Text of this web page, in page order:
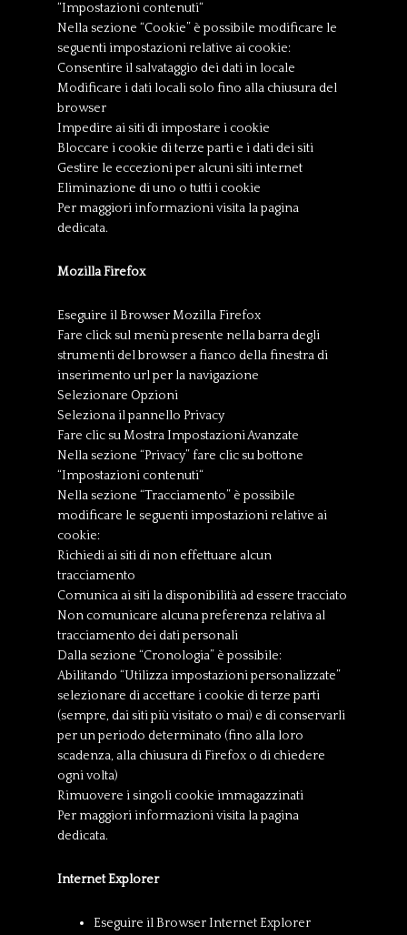
“Impostazioni contenuti“
Nella sezione “Cookie” è possibile modificare le
seguenti impostazioni relative ai cookie:
Consentire il salvataggio dei dati in locale
Modificare i dati locali solo fino alla chiusura del
browser
Impedire ai siti di impostare i cookie
Bloccare i cookie di terze parti e i dati dei siti
Gestire le eccezioni per alcuni siti internet
Eliminazione di uno o tutti i cookie
Per maggiori informazioni visita la pagina
dedicata.
Mozilla Firefox
Eseguire il Browser Mozilla Firefox
Fare click sul menù presente nella barra degli
strumenti del browser a fianco della finestra di
inserimento url per la navigazione
Selezionare Opzioni
Seleziona il pannello Privacy
Fare clic su Mostra Impostazioni Avanzate
Nella sezione “Privacy” fare clic su bottone
“Impostazioni contenuti“
Nella sezione “Tracciamento” è possibile
modificare le seguenti impostazioni relative ai
cookie:
Richiedi ai siti di non effettuare alcun
tracciamento
Comunica ai siti la disponibilità ad essere tracciato
Non comunicare alcuna preferenza relativa al
tracciamento dei dati personali
Dalla sezione “Cronologia” è possibile:
Abilitando “Utilizza impostazioni personalizzate”
selezionare di accettare i cookie di terze parti
(sempre, dai siti più visitato o mai) e di conservarli
per un periodo determinato (fino alla loro
scadenza, alla chiusura di Firefox o di chiedere
ogni volta)
Rimuovere i singoli cookie immagazzinati
Per maggiori informazioni visita la pagina
dedicata.
Internet Explorer
Eseguire il Browser Internet Explorer